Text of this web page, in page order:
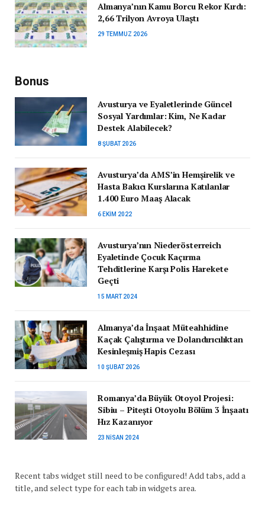
Almanya’nın Kamu Borcu Rekor Kırdı:
2,66 Trilyon Avroya Ulaştı
29 TEMMUZ 2026
Bonus
Avusturya ve Eyaletlerinde Güncel
Sosyal Yardımlar: Kim, Ne Kadar
Destek Alabilecek?
8 ŞUBAT 2026
Avusturya’da AMS’in Hemşirelik ve
Hasta Bakıcı Kurslarına Katılanlar
1.400 Euro Maaş Alacak
6 EKIM 2022
Avusturya’nın Niederösterreich
Eyaletinde Çocuk Kaçırma
Tehditlerine Karşı Polis Harekete
Geçti
15 MART 2024
Almanya’da İnşaat Müteahhidine
Kaçak Çalıştırma ve Dolandırıcılıktan
Kesinleşmiş Hapis Cezası
10 ŞUBAT 2026
Romanya’da Büyük Otoyol Projesi:
Sibiu – Pitești Otoyolu Bölüm 3 İnşaatı
Hız Kazanıyor
23 NISAN 2024
Recent tabs widget still need to be configured! Add tabs, add a
title, and select type for each tab in widgets area.